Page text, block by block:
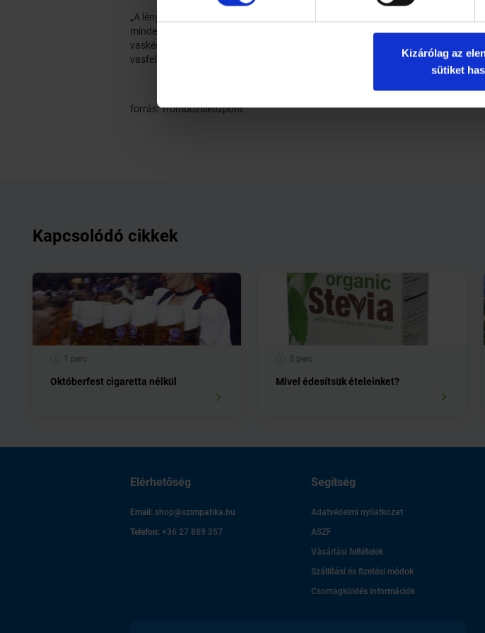
Kizárólag az
sütiket
„A lényeg, hogy a vaspótlást gyermekeknél mindig csak orvosi javaslatra lehet
mindenképp vigyázni kell, mert kisgyermekeknél a vasat túl is lehet adagolni!
vaskészítmények mellett vastúladagolás nem fordulhat elő, csak egy ritka,
vasfelszívódás szabályozása kiesik, így a vas a szervekben rakódik le, azokat
forrás: Trombózisközpont
Kapcsolódó cikkek
1 perc
Októberfest cigaretta nélkül
3 perc
Mivel édesítsük ételeinket?
Elérhetőség
Email: shop@szimpatika.hu
Telefon: +36 27 889 357
Segítség
Adatvédelmi nyilatkozat
ASZF
Vásárlási feltételek
Szállítási és fizetési módok
Csomagküldés Információk